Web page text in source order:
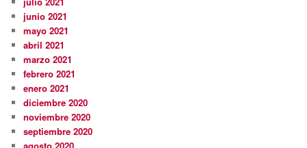
junio 2021
mayo 2021
abril 2021
marzo 2021
febrero 2021
enero 2021
diciembre 2020
noviembre 2020
septiembre 2020